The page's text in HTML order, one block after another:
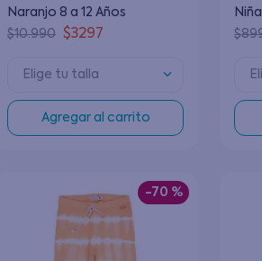
Naranjo 8 a 12 Años
$10.990 $3297
Elige tu talla
Agregar al carrito
$
-70 %